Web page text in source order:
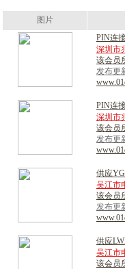
图片
PIN连
深圳市
该会员
发布更
PIN连
深圳市
该会员
发布更
供应YG
吴江市
该会员
发布更
供应LW
吴江市
该会员